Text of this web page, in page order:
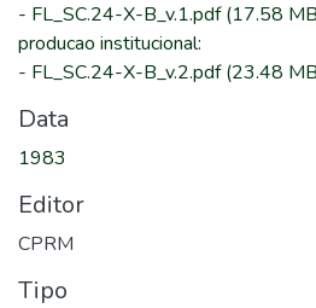
- FL_SC.24-X-B_v.1.pdf(17.58
producao institucional:
- FL_SC.24-X-B_v.2.pdf(23.48
Data
1983
Editor
CPRM
Tipo